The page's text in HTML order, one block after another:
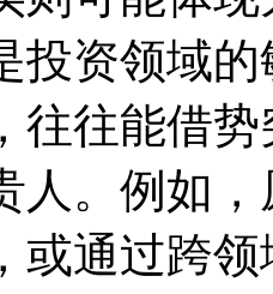
投资领域
往往能借
人。例如
或通过跨